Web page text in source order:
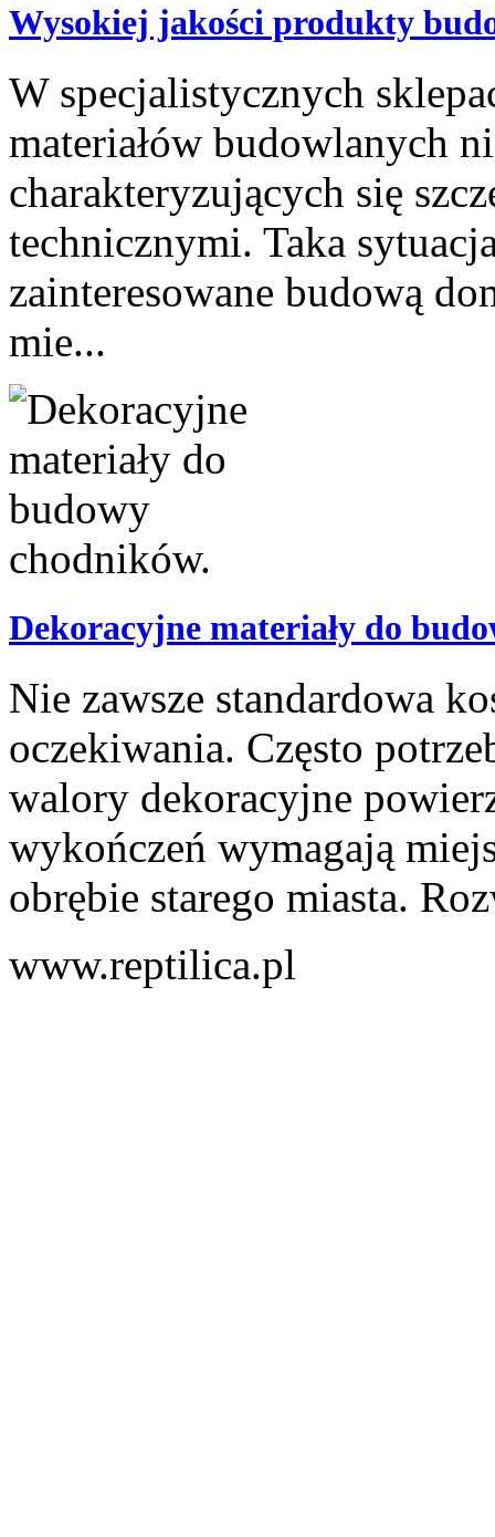
Wysokiej jakości produkty
W specjalistycznych
materiałów budowlanych
charakteryzujących się
technicznymi. Taka
zainteresowane budową
mie...
Dekoracyjne materiały do
Nie zawsze standardowa
oczekiwania. Często
walory dekoracyjne
wykończeń wymagają
obrębie starego miasta.
www.reptilica.pl